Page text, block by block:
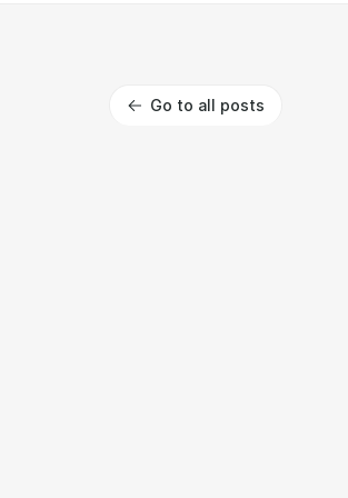
Go to all posts